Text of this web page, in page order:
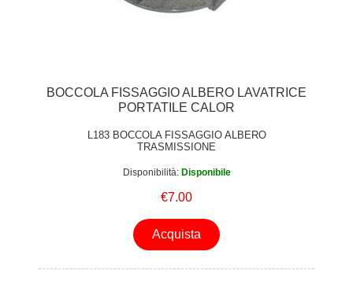
BOCCOLA FISSAGGIO ALBERO LAVATRICE
PORTATILE CALOR
L183 BOCCOLA FISSAGGIO ALBERO
TRASMISSIONE
Disponibilità: Disponibile
€7.00
Acquista